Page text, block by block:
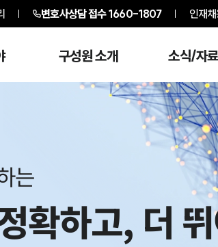
변호사상담 접수1660-1807 인재
구성원 소개 소식/자료
는
확하고, 더